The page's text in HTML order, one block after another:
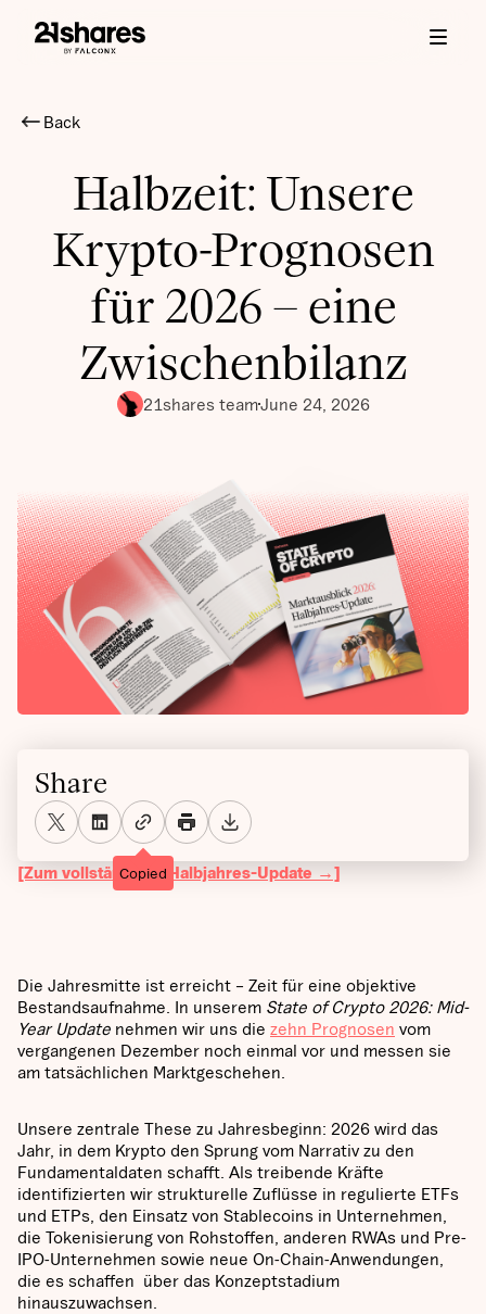
Back
Halbzeit: Unsere
Krypto-Prognosen
für 2026 – eine
Zwischenbilanz
21shares teamJune 24, 2026
[Zum vollständigen Halbjahres-Update →]
Die Jahresmitte ist erreicht – Zeit für eine objektive
Bestandsaufnahme. In unserem State of Crypto 2026: Mid-
Year Update nehmen wir uns die zehn Prognosen vom
vergangenen Dezember noch einmal vor und messen sie
am tatsächlichen Marktgeschehen.
Unsere zentrale These zu Jahresbeginn: 2026 wird das
Jahr, in dem Krypto den Sprung vom Narrativ zu den
Fundamentaldaten schafft. Als treibende Kräfte
identifizierten wir strukturelle Zuflüsse in regulierte ETFs
und ETPs, den Einsatz von Stablecoins in Unternehmen,
die Tokenisierung von Rohstoffen, anderen RWAs und Pre-
IPO-Unternehmen sowie neue On-Chain-Anwendungen,
die es schaffen über das Konzeptstadium
hinauszuwachsen.
Share
Copied